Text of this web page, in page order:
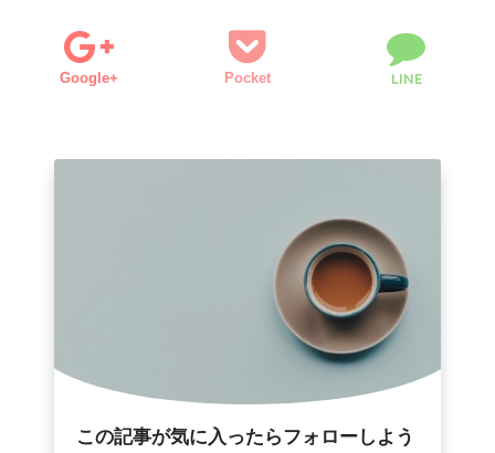
Google+ Pocket LINE
この記事が気に入ったらフォローしよう